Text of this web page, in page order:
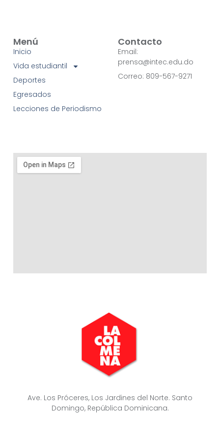
Ave. Los Próceres, Los Jardines del Norte. Santo
Domingo, República Dominicana.
Menú
Inicio
Vida estudiantil
Deportes
Egresados
Lecciones de Periodismo
Contacto
Email:
prensa@intec.edu.do
Correo: 809-567-9271